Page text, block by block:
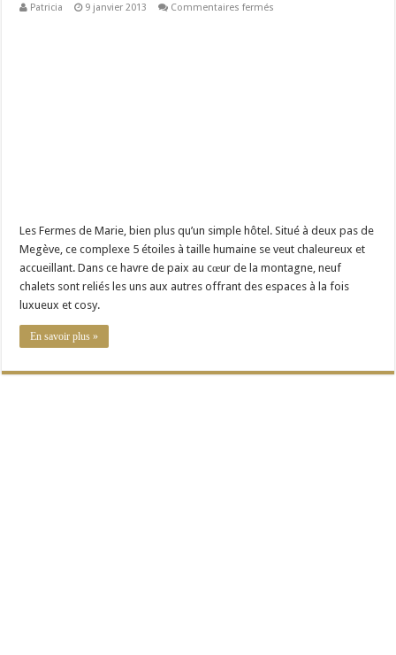
Patricia 9 janvier 2013 Commentaires fermés
Les Fermes de Marie, bien plus qu’un simple hôtel. Situé à deux pas de
Megève, ce complexe 5 étoiles à taille humaine se veut chaleureux et
accueillant. Dans ce havre de paix au cœur de la montagne, neuf
chalets sont reliés les uns aux autres offrant des espaces à la fois
luxueux et cosy.
En savoir plus »